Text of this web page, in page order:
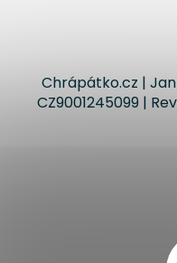
Chrápátko.cz | Jan
CZ9001245099 |